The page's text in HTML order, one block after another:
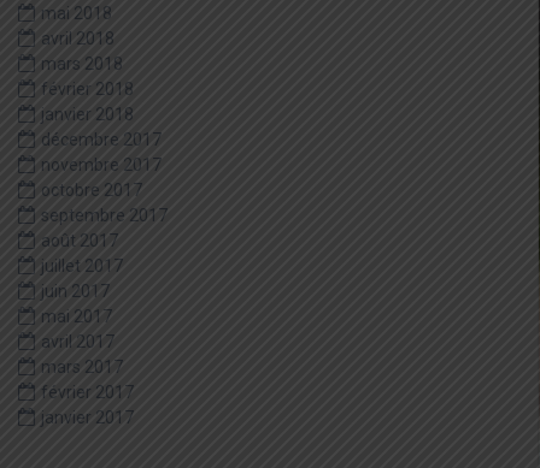
mai 2018
avril 2018
mars 2018
février 2018
janvier 2018
décembre 2017
novembre 2017
octobre 2017
septembre 2017
août 2017
juillet 2017
juin 2017
mai 2017
avril 2017
mars 2017
février 2017
janvier 2017